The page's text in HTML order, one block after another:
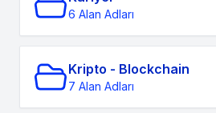
6 Alan Adları
Kripto - Blockchain
7 Alan Adları